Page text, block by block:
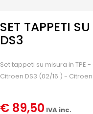
SET TAPPETI
DS3
Set tappeti su misura in TPE
Citroen DS3 (02/16 ) - Citroen
€ 89,50 IVA inc.